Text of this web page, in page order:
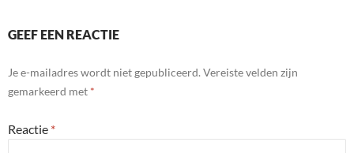
GEEF EEN REACTIE
Je e-mailadres wordt niet gepubliceerd. Vereiste velden zijn
gemarkeerd met *
Reactie *